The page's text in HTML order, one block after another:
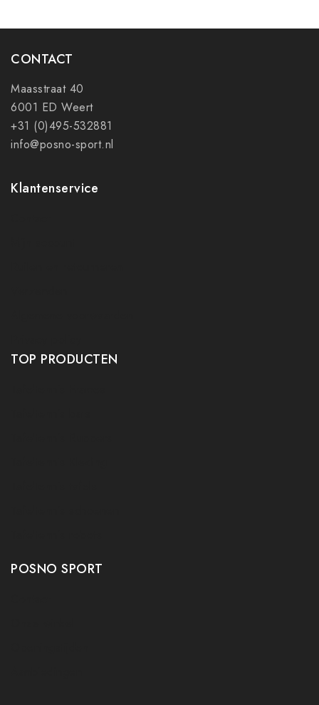
CONTACT
Maasstraat 40
6001 ED Weert
+31 (0)495-532881
info@posno-sport.nl
Klantenservice
TOP PRODUCTEN
POSNO SPORT